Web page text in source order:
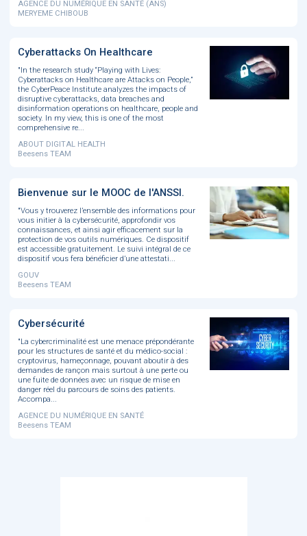
AGENCE DU NUMÉRIQUE EN SANTÉ (ANS)
MERYEME CHIBOUB
Cyberattacks On Healthcare
"In the research study “Playing with Lives:
Cyberattacks on Healthcare are Attacks on People,”
the CyberPeace Institute analyzes the impacts of
disruptive cyberattacks, data breaches and
disinformation operations on healthcare, people and
society. In my view, this is one of the most
comprehensive re...
ABOUT DIGITAL HEALTH
Beesens TEAM
Bienvenue sur le MOOC de l'ANSSI.
"Vous y trouverez l’ensemble des informations pour
vous initier à la cybersécurité, approfondir vos
connaissances, et ainsi agir efficacement sur la
protection de vos outils numériques. Ce dispositif
est accessible gratuitement. Le suivi intégral de ce
dispositif vous fera bénéficier d’une attestati...
GOUV
Beesens TEAM
Cybersécurité
"La cybercriminalité est une menace prépondérante
pour les structures de santé et du médico-social :
cryptovirus, hameçonnage, pouvant aboutir à des
demandes de rançon mais surtout à une perte ou
une fuite de données avec un risque de mise en
danger réel du parcours de soins des patients.
Accompa...
AGENCE DU NUMÉRIQUE EN SANTÉ
Beesens TEAM